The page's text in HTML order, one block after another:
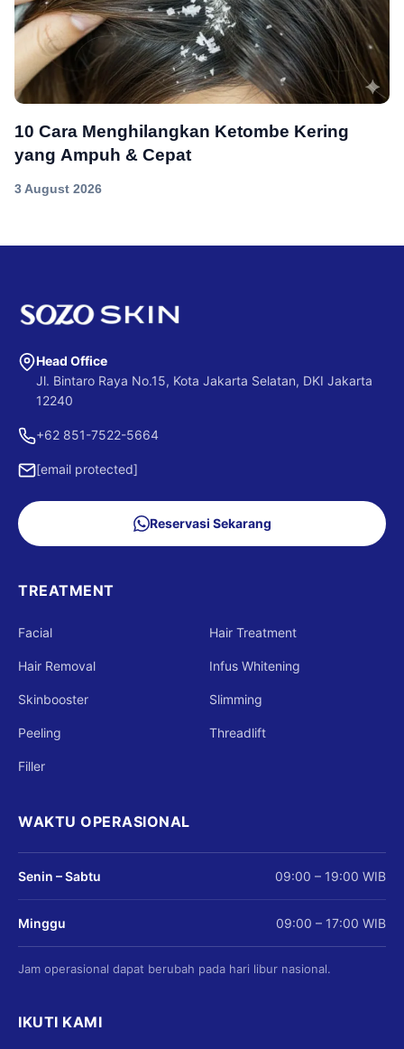
10 Cara Menghilangkan Ketombe Kering
yang Ampuh & Cepat
3 August 2026
Head Office
Jl. Bintaro Raya No.15, Kota Jakarta Selatan, DKI Jakarta
12240
+62 851-7522-5664
[email protected]
Reservasi Sekarang
TREATMENT
Facial Hair Treatment
Hair Removal Infus Whitening
Skinbooster Slimming
Peeling Threadlift
Filler
WAKTU OPERASIONAL
Senin – Sabtu 09:00 – 19:00 WIB
Minggu 09:00 – 17:00 WIB
Jam operasional dapat berubah pada hari libur nasional.
IKUTI KAMI